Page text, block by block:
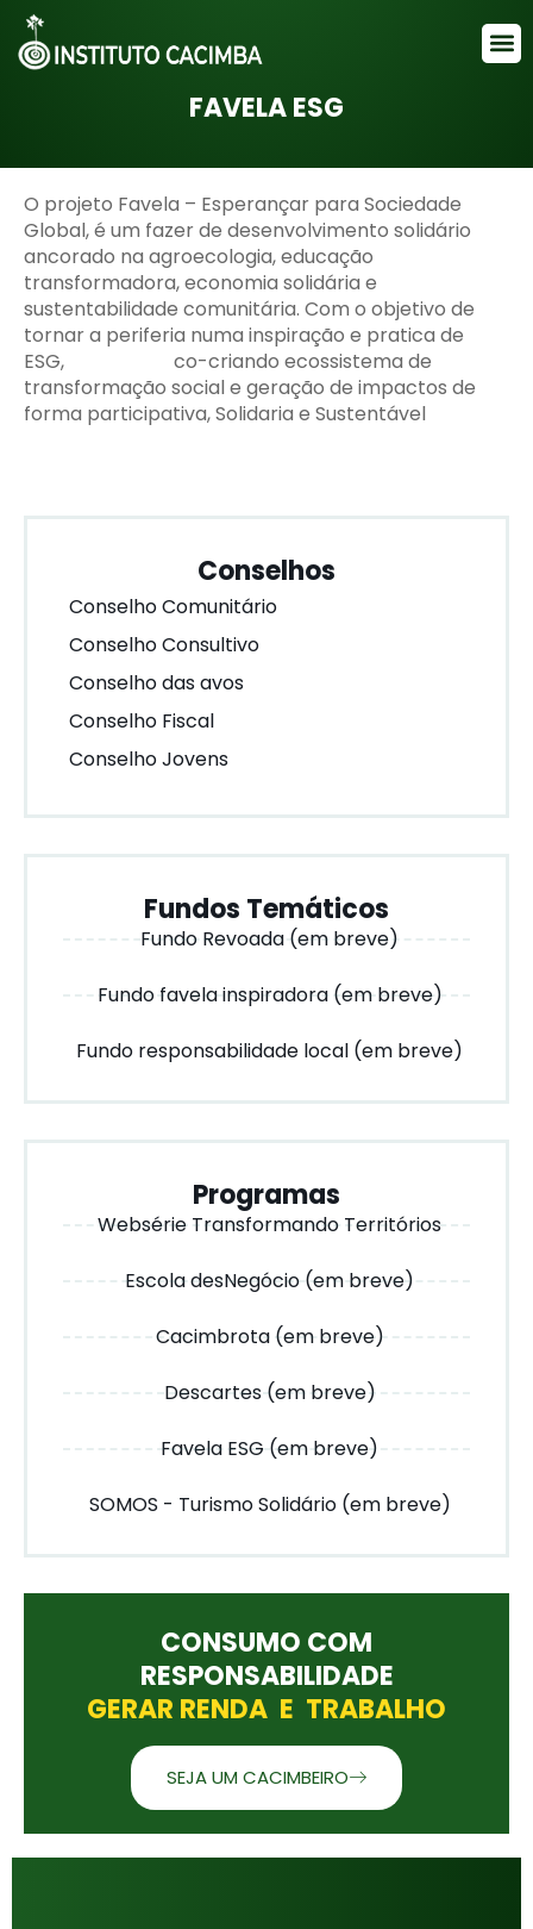
FAVELA ESG
O projeto Favela – Esperançar para Sociedade
Global, é um fazer de desenvolvimento solidário
ancorado na agroecologia, educação
transformadora, economia solidária e
sustentabilidade comunitária. Com o objetivo de
tornar a periferia numa inspiração e pratica de
ESG, co-criando ecossistema de
transformação social e geração de impactos de
forma participativa, Solidaria e Sustentável
Conselhos
Conselho Comunitário
Conselho Consultivo
Conselho das avos
Conselho Fiscal
Conselho Jovens
Fundos Temáticos
Fundo Revoada (em breve)
Fundo favela inspiradora (em breve)
Fundo responsabilidade local (em breve)
Programas
Websérie Transformando Territórios
Escola desNegócio (em breve)
Cacimbrota (em breve)
Descartes (em breve)
Favela ESG (em breve)
SOMOS - Turismo Solidário (em breve)
CONSUMO COM
RESPONSABILIDADE
GERAR RENDA E TRABALHO
SEJA UM CACIMBEIRO